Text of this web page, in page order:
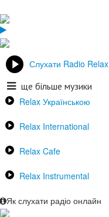
Слухати Radio Relax
ще більше музики
Relax Українською
Relax International
Relax Cafe
Relax Instrumental
Як слухати радіо онлайн